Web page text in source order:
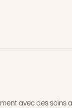
avec des soins